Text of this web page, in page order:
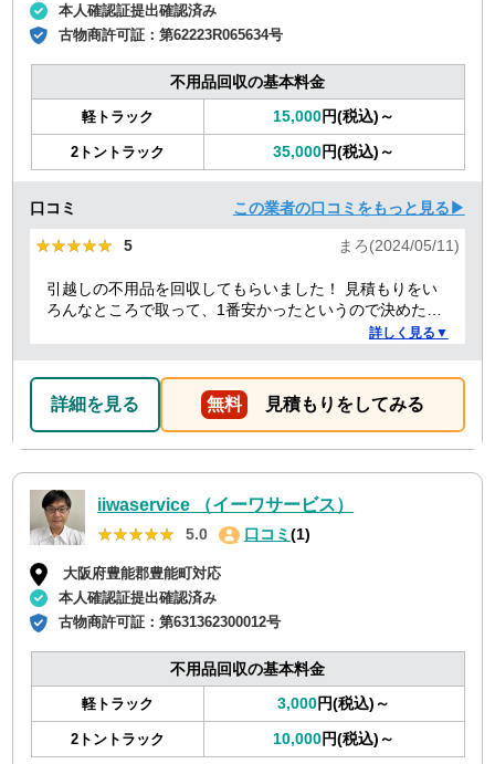
本人確認証提出確認済み
古物商許可証：第62223R065634号
不用品回収の基本料金
軽トラック 15,000円(税込)～
2トントラック 35,000円(税込)～
口コミ この業者の口コミをもっと見る▶
★★★★★
★★★★★ 5 まろ(2024/05/11)
引越しの不用品を回収してもらいました！ 見積もりをい
ろんなところで取って、1番安かったというので決めたの
ですが、 対応や話し方も、丁寧で優しく、 作業自体も素
詳しく見る▼
詳細を見る 無料 見積もりをしてみる
iiwaservice （イーワサービス）
★★★★★
★★★★★ 5.0 口コミ (1)
大阪府豊能郡豊能町対応
本人確認証提出確認済み
古物商許可証：第631362300012号
不用品回収の基本料金
軽トラック 3,000円(税込)～
2トントラック 10,000円(税込)～